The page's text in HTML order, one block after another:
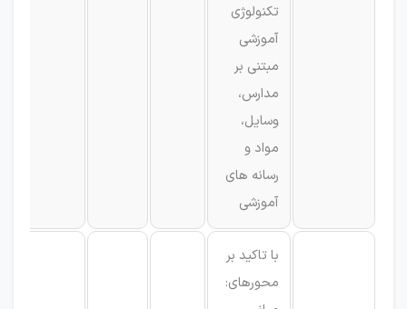
تکنولوژی
آموزشی
مبتنی بر
مدارس،
وسایل،
مواد و
رسانه های
آموزشی
با تاکید بر
محورهای: